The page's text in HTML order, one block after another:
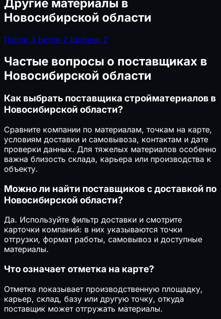
Другие материалы в
Новосибирской области
Песок 3 Бетон 2 Щебень 2
Частые вопросы о поставщиках в
Новосибирской области
Как выбрать поставщика стройматериалов в
Новосибирской области?
Сравните компании по материалам, точкам на карте,
условиям доставки и самовывоза, контактам и дате
проверки данных. Для тяжелых материалов особенно
важна близость склада, карьера или производства к
объекту.
Можно ли найти поставщиков с доставкой по
Новосибирской области?
Да. Используйте фильтр доставки и смотрите
карточки компаний: в них указываются точки
отгрузки, формат работы, самовывоз и доступные
материалы.
Что означает отметка на карте?
Отметка показывает производственную площадку,
карьер, склад, базу или другую точку, откуда
поставщик может отгружать материалы.